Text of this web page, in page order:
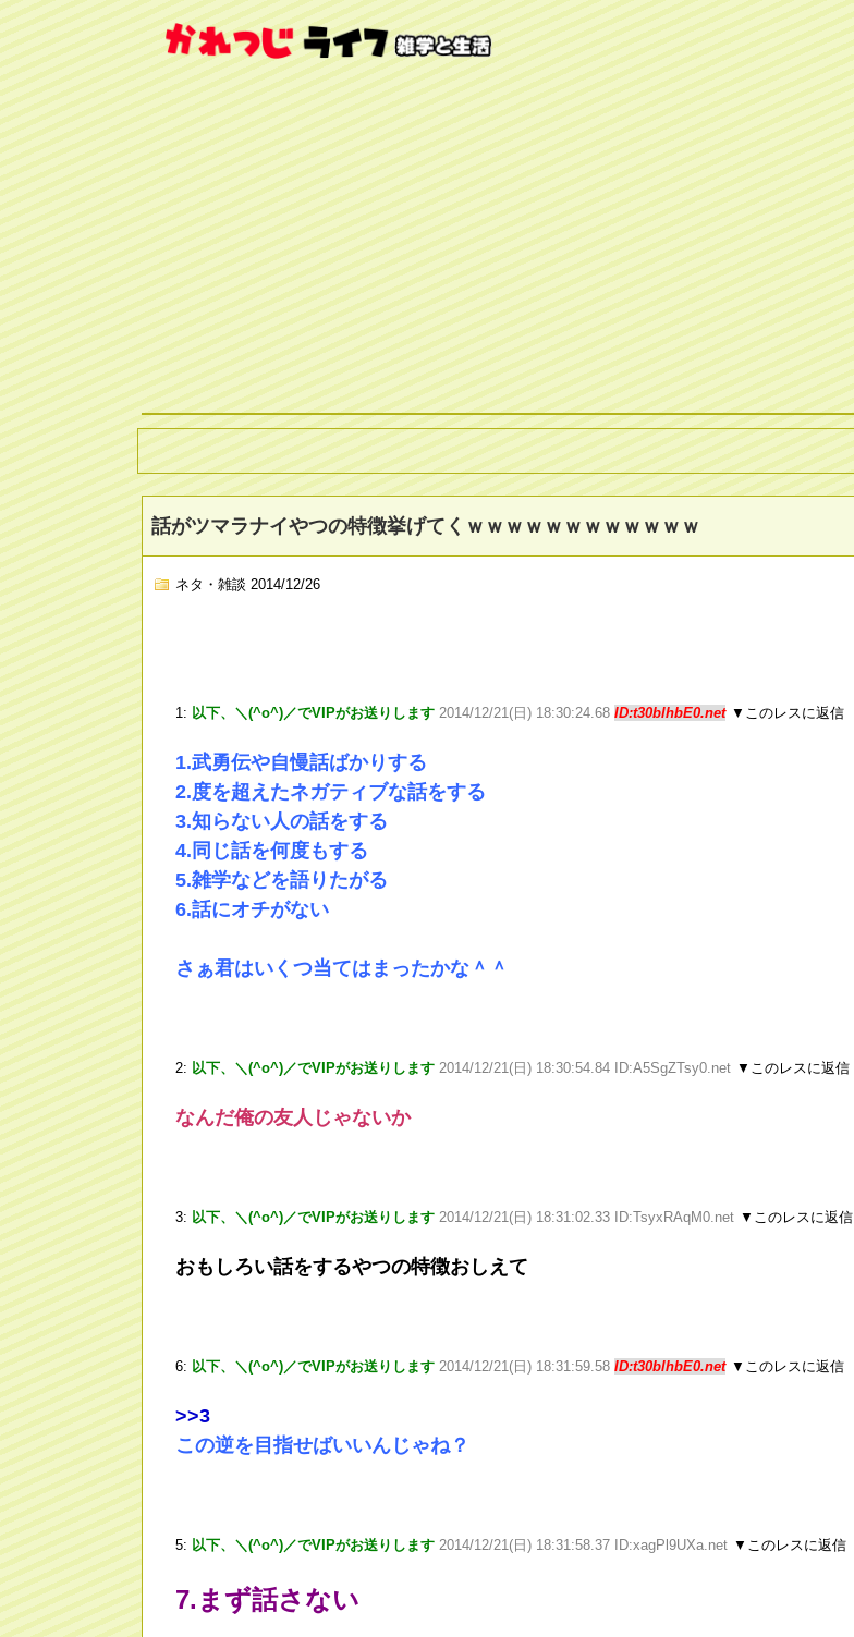
話がツマラナイやつの特徴挙げてくｗｗｗｗｗｗｗｗｗｗｗｗ
ネタ・雑談 2014/12/26
1: 以下、＼(^o^)／でVIPがお送りします 2014/12/21(日) 18:30:24.68 ID:t30blhbE0.net ▼このレスに返信
1.武勇伝や自慢話ばかりする
2.度を超えたネガティブな話をする
3.知らない人の話をする
4.同じ話を何度もする
5.雑学などを語りたがる
6.話にオチがない
さぁ君はいくつ当てはまったかな＾＾
2: 以下、＼(^o^)／でVIPがお送りします 2014/12/21(日) 18:30:54.84 ID:A5SgZTsy0.net ▼このレスに返信
なんだ俺の友人じゃないか
3: 以下、＼(^o^)／でVIPがお送りします 2014/12/21(日) 18:31:02.33 ID:TsyxRAqM0.net ▼このレスに返信
おもしろい話をするやつの特徴おしえて
6: 以下、＼(^o^)／でVIPがお送りします 2014/12/21(日) 18:31:59.58 ID:t30blhbE0.net ▼このレスに返信
>>3
この逆を目指せばいいんじゃね？
5: 以下、＼(^o^)／でVIPがお送りします 2014/12/21(日) 18:31:58.37 ID:xagPl9UXa.net ▼このレスに返信
7.まず話さない